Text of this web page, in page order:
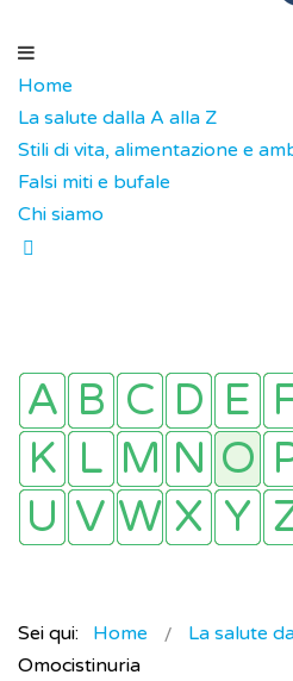
Home
La salute dalla A alla Z
Stili di vita, alimentazione e
Falsi miti e bufale
Chi siamo
Sei qui: Home La salute
Omocistinuria